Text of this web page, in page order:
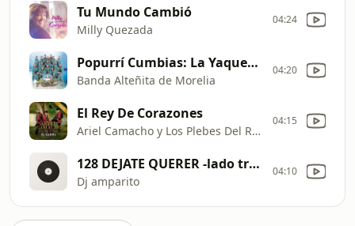
Tu Mundo Cambió
Milly Quezada
04:24
Popurrí Cumbias: La Yaquecita / La Cumbia Bonita / El Aparatito
Banda Alteñita de Morelia
04:20
El Rey De Corazones
Ariel Camacho y Los Plebes Del Rancho
04:15
128 DEJATE QUERER -lado truji
Dj amparito
04:10